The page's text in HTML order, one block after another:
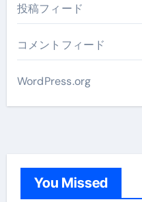
投稿フィード
コメントフィード
WordPress.org
You Missed